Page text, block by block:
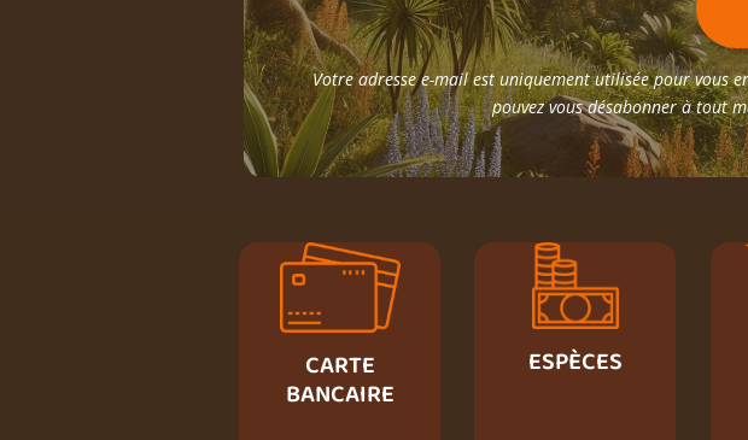
Votre adresse e-mail est uniquement utilisée pour vous
pouvez vous désabonner à tout
CARTE
BANCAIRE
ESPÈCES